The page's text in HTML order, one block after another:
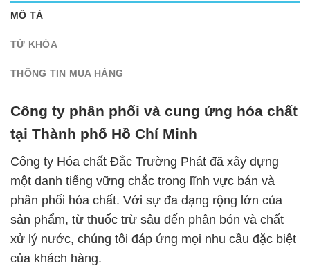
MÔ TẢ
TỪ KHÓA
THÔNG TIN MUA HÀNG
Công ty phân phối và cung ứng hóa chất
tại Thành phố Hồ Chí Minh
Công ty Hóa chất Đắc Trường Phát đã xây dựng
một danh tiếng vững chắc trong lĩnh vực bán và
phân phối hóa chất. Với sự đa dạng rộng lớn của
sản phẩm, từ thuốc trừ sâu đến phân bón và chất
xử lý nước, chúng tôi đáp ứng mọi nhu cầu đặc biệt
của khách hàng.